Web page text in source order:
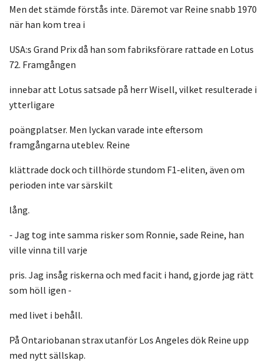
Men det stämde förstås inte. Däremot var Reine snabb 1970
när han kom trea i
USA:s Grand Prix då han som fabriksförare rattade en Lotus
72. Framgången
innebar att Lotus satsade på herr Wisell, vilket resulterade i
ytterligare
poängplatser. Men lyckan varade inte eftersom
framgångarna uteblev. Reine
klättrade dock och tillhörde stundom F1-eliten, även om
perioden inte var särskilt
lång.
- Jag tog inte samma risker som Ronnie, sade Reine, han
ville vinna till varje
pris. Jag insåg riskerna och med facit i hand, gjorde jag rätt
som höll igen -
med livet i behåll.
På Ontariobanan strax utanför Los Angeles dök Reine upp
med nytt sällskap.